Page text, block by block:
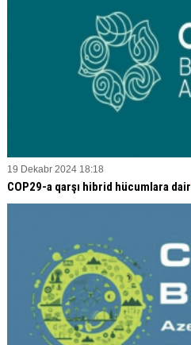
19 Dekabr 2024 18:18
COP29-a qarşı hibrid hücumlara dair